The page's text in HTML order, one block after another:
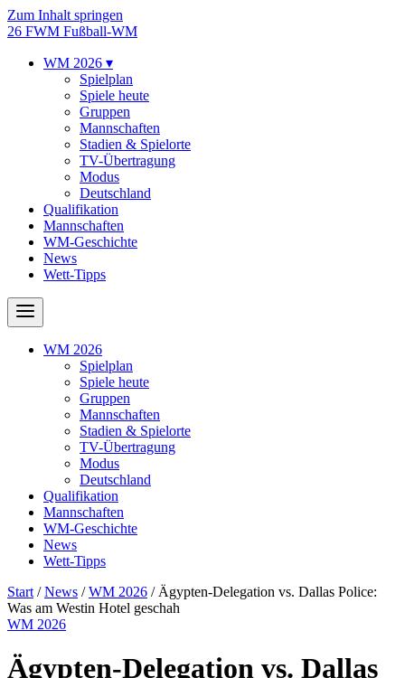
Zum Inhalt springen
26 FWM Fußball-WM
WM 2026 ▾
Spielplan
Spiele heute
Gruppen
Mannschaften
Stadien & Spielorte
TV-Übertragung
Modus
Deutschland
Qualifikation
Mannschaften
WM-Geschichte
News
Wett-Tipps
WM 2026
Spielplan
Spiele heute
Gruppen
Mannschaften
Stadien & Spielorte
TV-Übertragung
Modus
Deutschland
Qualifikation
Mannschaften
WM-Geschichte
News
Wett-Tipps
Start /News /WM 2026 / Ägypten-Delegation vs. Dallas Police:
Was am Westin Hotel geschah
WM 2026
Ägypten-Delegation vs. Dallas